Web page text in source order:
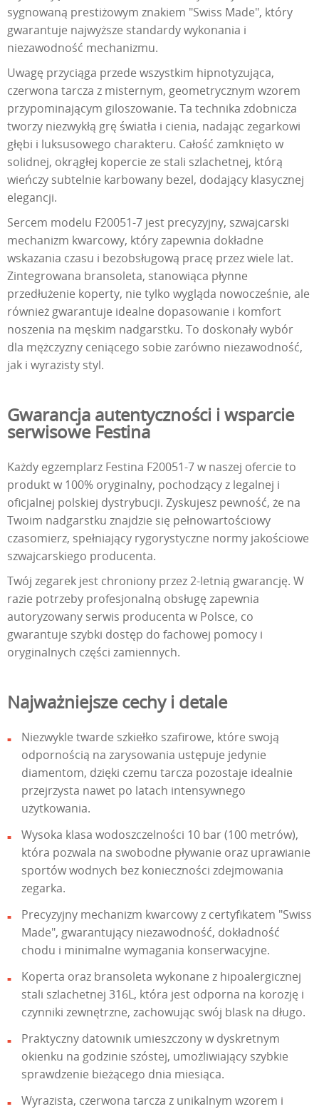
sygnowaną prestiżowym znakiem "Swiss Made", który
gwarantuje najwyższe standardy wykonania i
niezawodność mechanizmu.
Uwagę przyciąga przede wszystkim hipnotyzująca,
czerwona tarcza z misternym, geometrycznym wzorem
przypominającym giloszowanie. Ta technika zdobnicza
tworzy niezwykłą grę światła i cienia, nadając zegarkowi
głębi i luksusowego charakteru. Całość zamknięto w
solidnej, okrągłej kopercie ze stali szlachetnej, którą
wieńczy subtelnie karbowany bezel, dodający klasycznej
elegancji.
Sercem modelu F20051-7 jest precyzyjny, szwajcarski
mechanizm kwarcowy, który zapewnia dokładne
wskazania czasu i bezobsługową pracę przez wiele lat.
Zintegrowana bransoleta, stanowiąca płynne
przedłużenie koperty, nie tylko wygląda nowocześnie, ale
również gwarantuje idealne dopasowanie i komfort
noszenia na męskim nadgarstku. To doskonały wybór
dla mężczyzny ceniącego sobie zarówno niezawodność,
jak i wyrazisty styl.
Gwarancja autentyczności i wsparcie
serwisowe Festina
Każdy egzemplarz Festina F20051-7 w naszej ofercie to
produkt w 100% oryginalny, pochodzący z legalnej i
oficjalnej polskiej dystrybucji. Zyskujesz pewność, że na
Twoim nadgarstku znajdzie się pełnowartościowy
czasomierz, spełniający rygorystyczne normy jakościowe
szwajcarskiego producenta.
Twój zegarek jest chroniony przez 2-letnią gwarancję. W
razie potrzeby profesjonalną obsługę zapewnia
autoryzowany serwis producenta w Polsce, co
gwarantuje szybki dostęp do fachowej pomocy i
oryginalnych części zamiennych.
Najważniejsze cechy i detale
Niezwykle twarde szkiełko szafirowe, które swoją
odpornością na zarysowania ustępuje jedynie
diamentom, dzięki czemu tarcza pozostaje idealnie
przejrzysta nawet po latach intensywnego
użytkowania.
Wysoka klasa wodoszczelności 10 bar (100 metrów),
która pozwala na swobodne pływanie oraz uprawianie
sportów wodnych bez konieczności zdejmowania
zegarka.
Precyzyjny mechanizm kwarcowy z certyfikatem "Swiss
Made", gwarantujący niezawodność, dokładność
chodu i minimalne wymagania konserwacyjne.
Koperta oraz bransoleta wykonane z hipoalergicznej
stali szlachetnej 316L, która jest odporna na korozję i
czynniki zewnętrzne, zachowując swój blask na długo.
Praktyczny datownik umieszczony w dyskretnym
okienku na godzinie szóstej, umożliwiający szybkie
sprawdzenie bieżącego dnia miesiąca.
Wyrazista, czerwona tarcza z unikalnym wzorem i